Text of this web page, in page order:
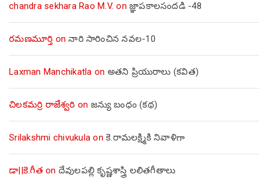
chandra sekhara Rao M.V. on జ్ఞాపకాలసందడి -48
రమణమూర్తి onనారి సారించిన నవల-10
Laxman Manchikatla on అతని ప్రియురాలు (కవిత)
చిలకమర్రి రాజేశ్వరి on జన్యు బంధం (కథ)
Srilakshmi chivukula on కె.రామలక్ష్మికి నివాళిగా
డా||కె.గీత on దేవులపల్లి కృష్ణశాస్త్రి లలితగీతాలు